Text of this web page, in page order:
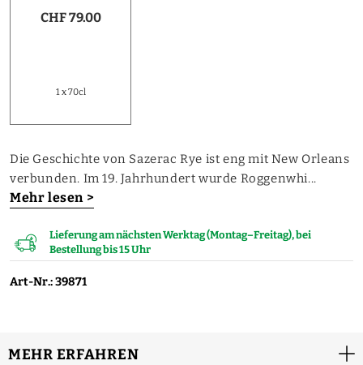
CHF 79.00
1 x 70cl
Die Geschichte von Sazerac Rye ist eng mit New Orleans
verbunden. Im 19. Jahrhundert wurde Roggenwhi...
Mehr lesen >
Lieferung am nächsten Werktag (Montag–Freitag), bei
Bestellung bis 15 Uhr
Art-Nr.: 39871
MEHR ERFAHREN